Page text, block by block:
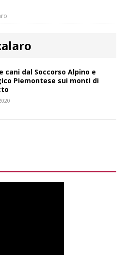
cani dal Soccorso Alpino e
Piemontese sui monti di